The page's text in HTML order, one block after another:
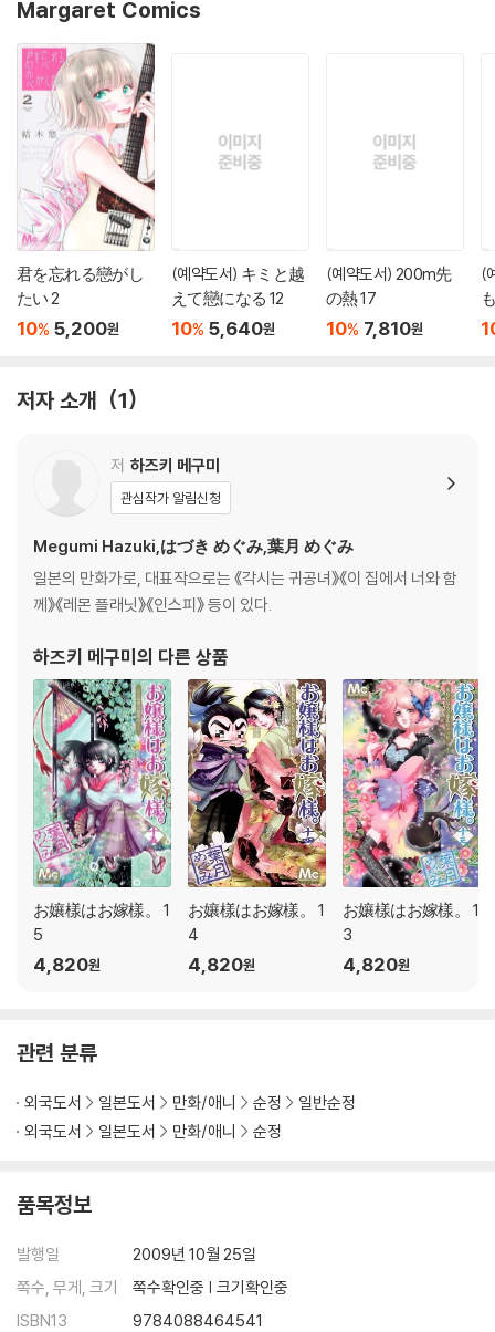
Margaret Comics
君を忘れる戀がし
たい 2
10% 5,200원
(예약도서) キミと越
えて戀になる 12
10% 5,640원
(예약도서) 200m先
の熱 17
10% 7,810원
(
저자 소개 1
저 하즈키 메구미
관심작가 알림신청
Megumi Hazuki,はづき めぐみ,葉月 めぐみ
일본의 만화가로, 대표작으로는 《각시는 귀공녀》《이 집에서 너와 함
께》《레몬 플래닛》《인스피》 등이 있다.
하즈키 메구미 의 다른 상품
お孃樣はお嫁樣。 1
5
4,820원
お孃樣はお嫁樣。 1
4
4,820원
お孃樣はお嫁樣。 1
3
4,820원
관련 분류
외국도서 일본도서 만화/애니 순정
일반순정
외국도서
일본도서 만화/애니 순정
품목정보
발행일
2009년 10월 25일
쪽수, 무게, 크기
쪽수확인중 | 크기확인중
ISBN13
9784088464541